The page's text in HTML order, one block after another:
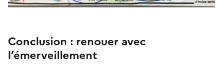
Conclusion : renouer avec
l’émerveillement